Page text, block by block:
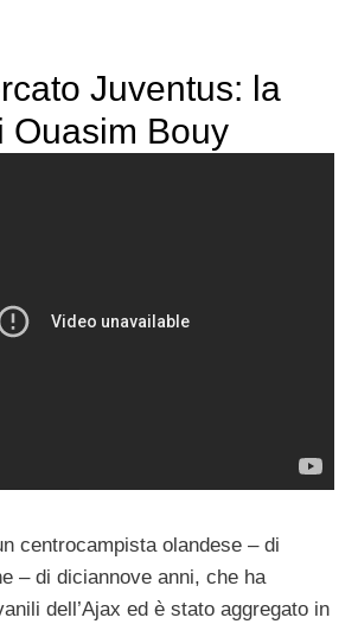
Juventus: la
Ouasim Bouy
centrocampista olandese – di
– di diciannove anni, che ha
dell’Ajax ed è stato aggregato in